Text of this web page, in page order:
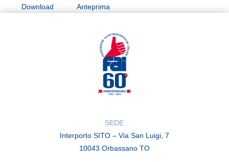
Download Anteprima
SEDE
Interporto SITO – Via San Luigi, 7
10043 Orbassano TO